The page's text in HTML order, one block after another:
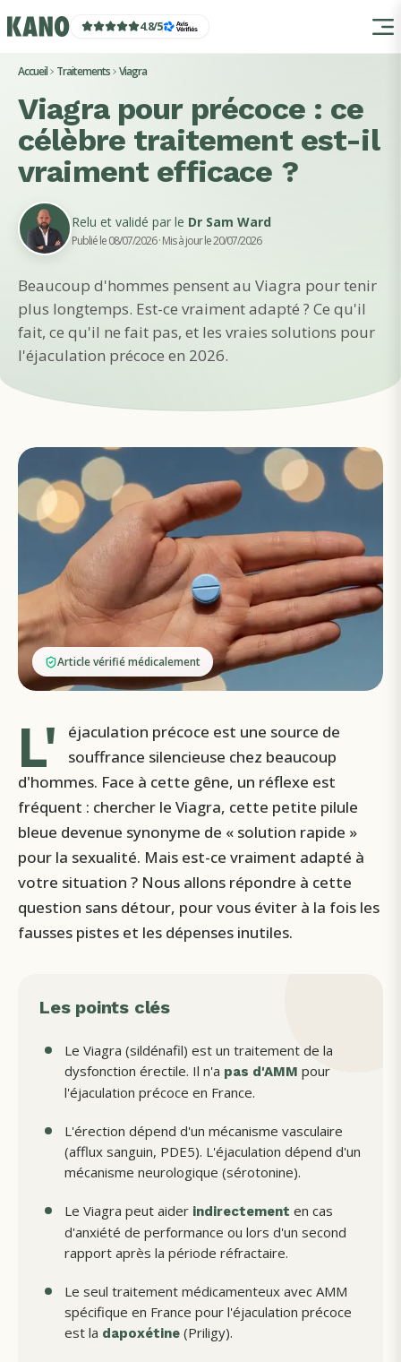
4.8/5
Accueil Traitements Viagra
Viagra pour précoce : ce
célèbre traitement est-il
vraiment efficace ?
Relu et validé par le Dr Sam Ward
Publié le 08/07/2026· Mis à jour le 20/07/2026
Beaucoup d'hommes pensent au Viagra pour tenir
plus longtemps. Est-ce vraiment adapté ? Ce qu'il
fait, ce qu'il ne fait pas, et les vraies solutions pour
l'éjaculation précoce en 2026.
Article vérifié médicalement
L'
éjaculation précoce est une source de
souffrance silencieuse chez beaucoup
d'hommes. Face à cette gêne, un réflexe est
fréquent : chercher le Viagra, cette petite pilule
bleue devenue synonyme de « solution rapide »
pour la sexualité. Mais est-ce vraiment adapté à
votre situation ? Nous allons répondre à cette
question sans détour, pour vous éviter à la fois les
fausses pistes et les dépenses inutiles.
Les points clés
Le Viagra (sildénafil) est un traitement de la
dysfonction érectile. Il n'a pas d'AMM pour
l'éjaculation précoce en France.
L'érection dépend d'un mécanisme vasculaire
(afflux sanguin, PDE5). L'éjaculation dépend d'un
mécanisme neurologique (sérotonine).
Le Viagra peut aider indirectement en cas
d'anxiété de performance ou lors d'un second
rapport après la période réfractaire.
Le seul traitement médicamenteux avec AMM
spécifique en France pour l'éjaculation précoce
est la dapoxétine (Priligy).